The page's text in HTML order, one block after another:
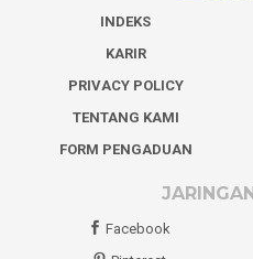
INDEKS
KARIR
PRIVACY POLICY
TENTANG KAMI
FORM PENGADUAN
Facebook